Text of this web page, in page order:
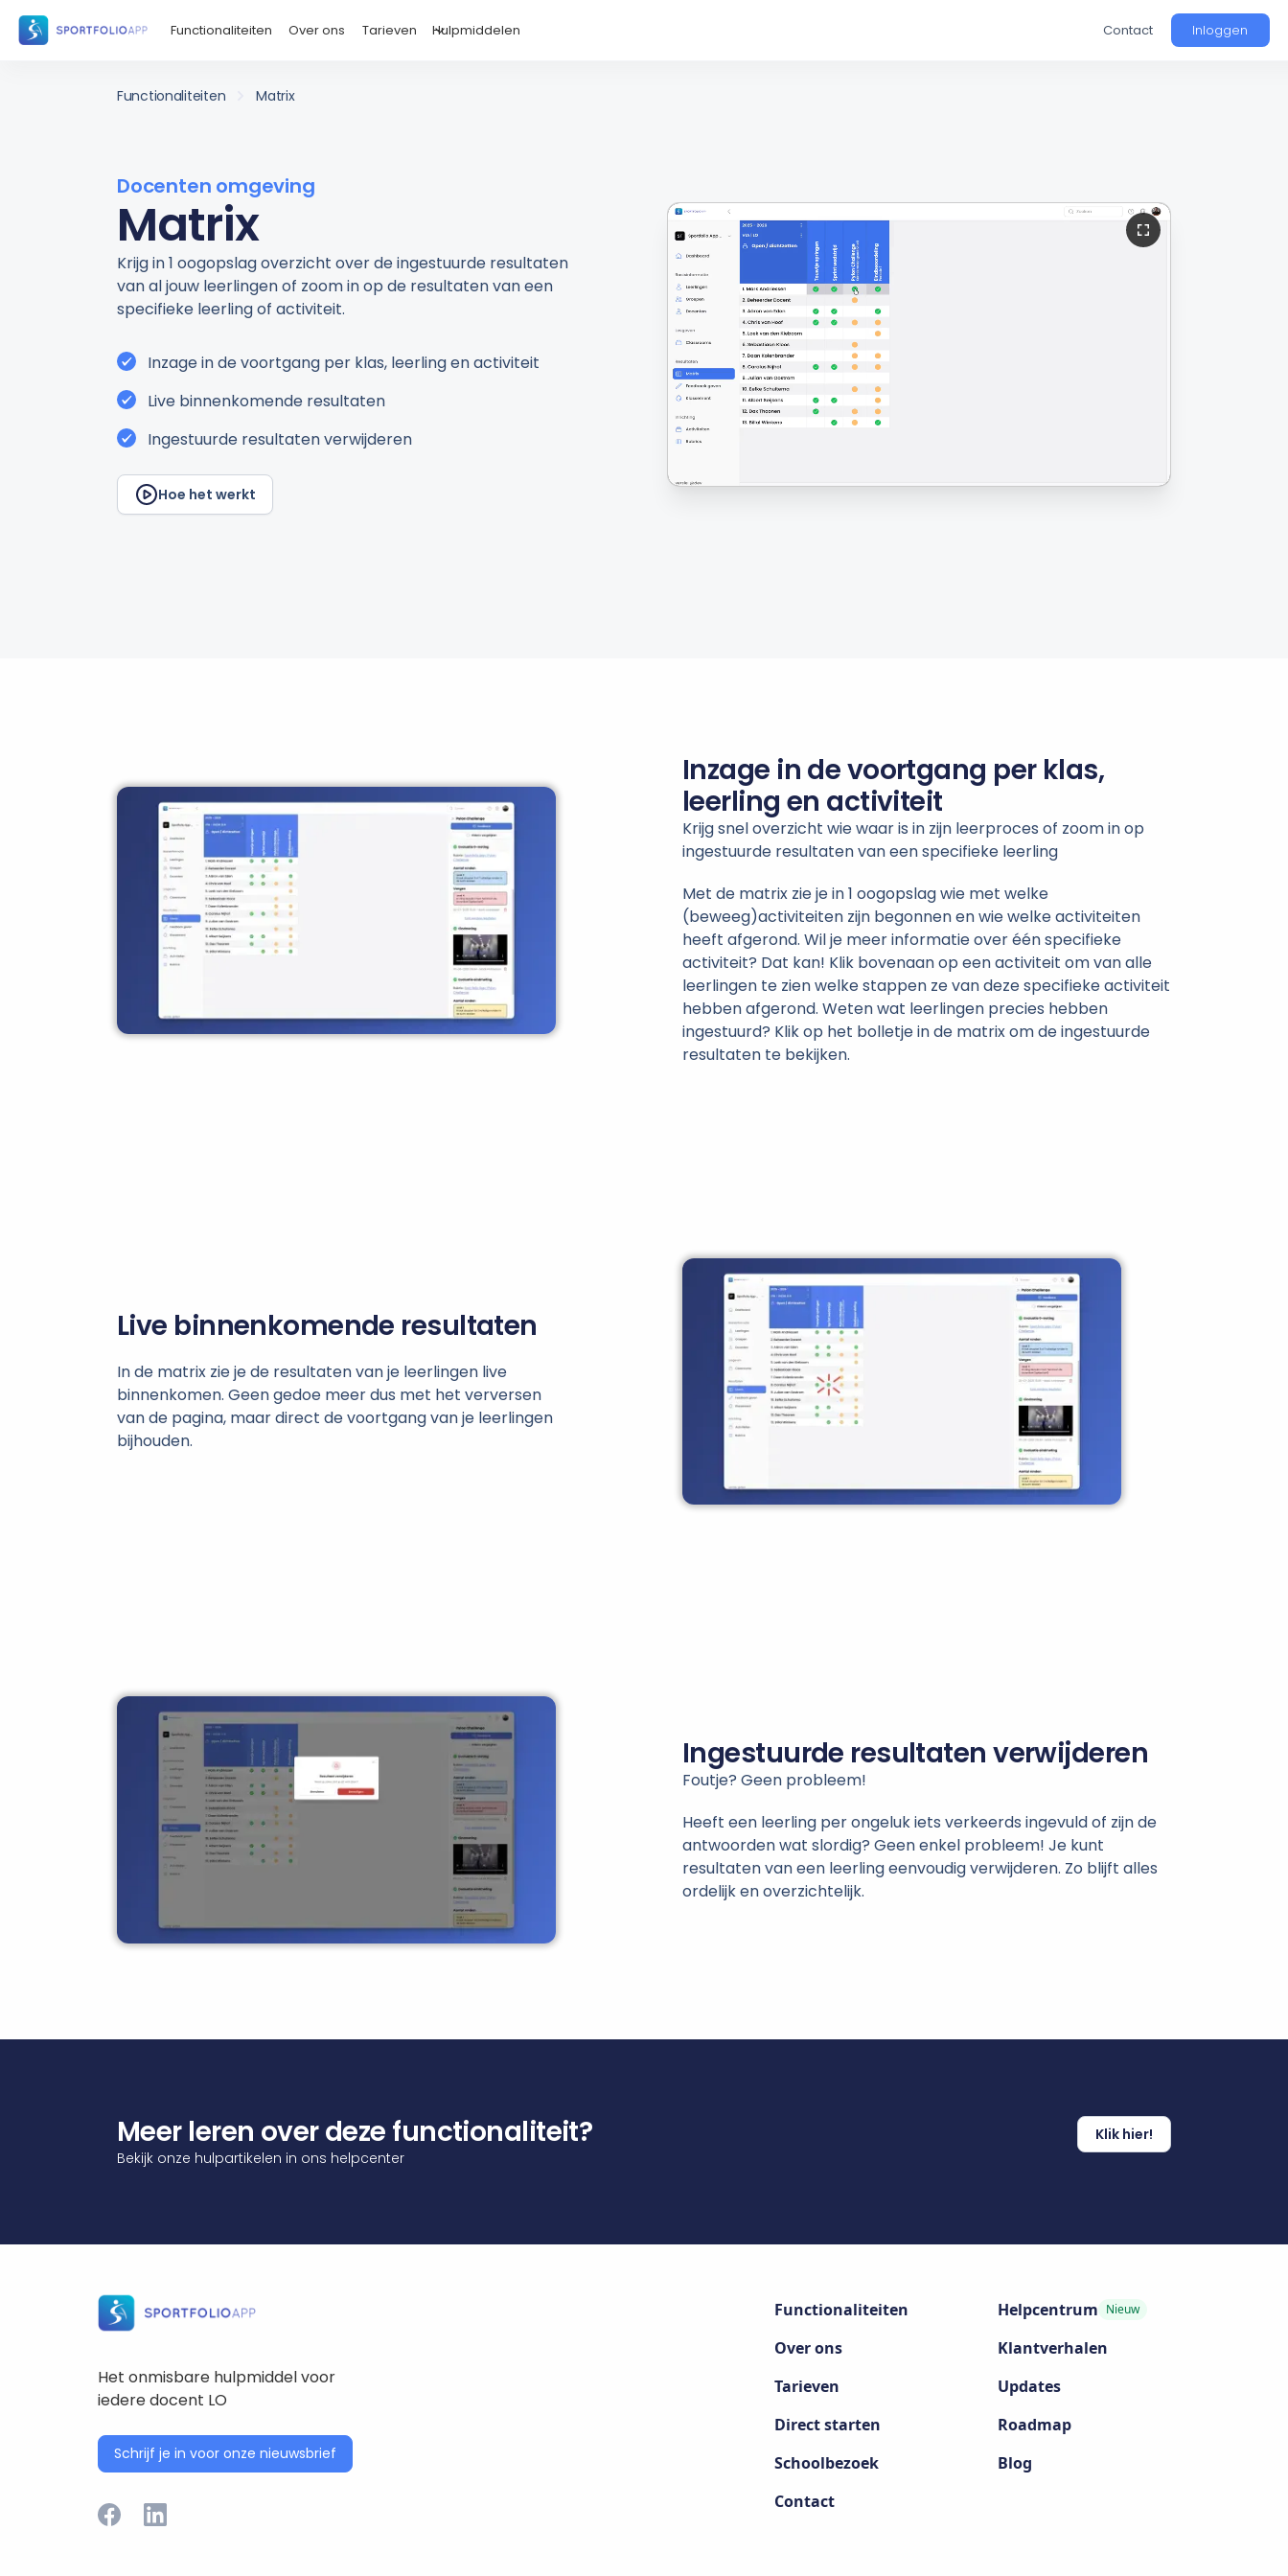
Functionaliteiten Over ons Tarieven Hulpmiddelen Contact Inloggen
Functionaliteiten Matrix
Docenten omgeving
Matrix
Krijg in 1 oogopslag overzicht over de ingestuurde resultaten
van al jouw leerlingen of zoom in op de resultaten van een
specifieke leerling of activiteit.
Inzage in de voortgang per klas, leerling en activiteit
Live binnenkomende resultaten
Ingestuurde resultaten verwijderen
Hoe het werkt
Inzage in de voortgang per klas,
leerling en activiteit
Krijg snel overzicht wie waar is in zijn leerproces of zoom in op
ingestuurde resultaten van een specifieke leerling
Met de matrix zie je in 1 oogopslag wie met welke
(beweeg)activiteiten zijn begonnen en wie welke activiteiten
heeft afgerond. Wil je meer informatie over één specifieke
activiteit? Dat kan! Klik bovenaan op een activiteit om van alle
leerlingen te zien welke stappen ze van deze specifieke activiteit
hebben afgerond. Weten wat leerlingen precies hebben
ingestuurd? Klik op het bolletje in de matrix om de ingestuurde
resultaten te bekijken.
Live binnenkomende resultaten
In de matrix zie je de resultaten van je leerlingen live
binnenkomen. Geen gedoe meer dus met het verversen
van de pagina, maar direct de voortgang van je leerlingen
bijhouden.
Ingestuurde resultaten verwijderen
Foutje? Geen probleem!
Heeft een leerling per ongeluk iets verkeerds ingevuld of zijn de
antwoorden wat slordig? Geen enkel probleem! Je kunt
resultaten van een leerling eenvoudig verwijderen. Zo blijft alles
ordelijk en overzichtelijk.
Meer leren over deze functionaliteit?
Bekijk onze hulpartikelen in ons helpcenter
Klik hier!
Het onmisbare hulpmiddel voor
iedere docent LO
Schrijf je in voor onze nieuwsbrief
Functionaliteiten
Over ons
Tarieven
Direct starten
Schoolbezoek
Contact
Helpcentrum Nieuw
Klantverhalen
Updates
Roadmap
Blog